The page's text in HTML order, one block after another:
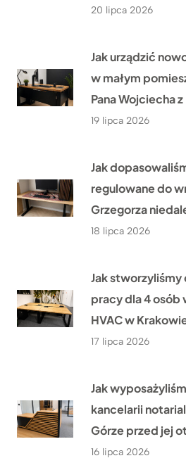
20 lipca 2026
Jak urządzić
w małym
Pana Wojciecha
19 lipca 2026
Jak
regulowane do
Grzegorza
18 lipca 2026
Jak
pracy dla 4 osób
HVAC w
17 lipca 2026
Jak
kancelarii
Górze przed jej
16 lipca 2026